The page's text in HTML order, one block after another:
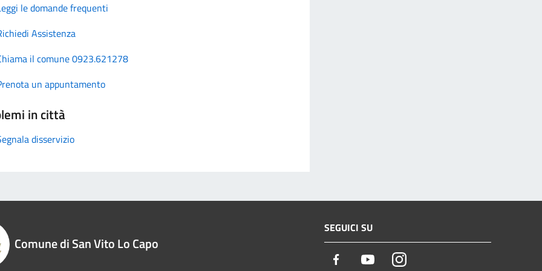
le domande frequenti
Assistenza
il comune 0923.621278
un appuntamento
in città
disservizio
Comune di San Vito Lo Capo
SEGUICI SU
Facebook YoutubeInstagram